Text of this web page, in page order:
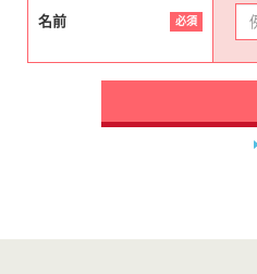
名前 必須